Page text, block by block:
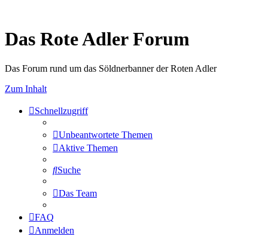
Das Rote Adler Forum
Das Forum rund um das Söldnerbanner der Roten Adler
Zum Inhalt
Schnellzugriff
Unbeantwortete Themen
Aktive Themen
Suche
Das Team
FAQ
Anmelden